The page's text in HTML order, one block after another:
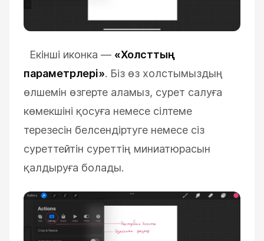
Екінші иконка — «Холсттың
параметрлері». Біз өз холстымыздың
өлшемін өзгерте аламыз, сурет салуға
көмекшіні қосуға немесе сілтеме
терезесін белсендіртуге немесе сіз
суреттейтін суреттің миниатюрасын
қалдыруға болады.